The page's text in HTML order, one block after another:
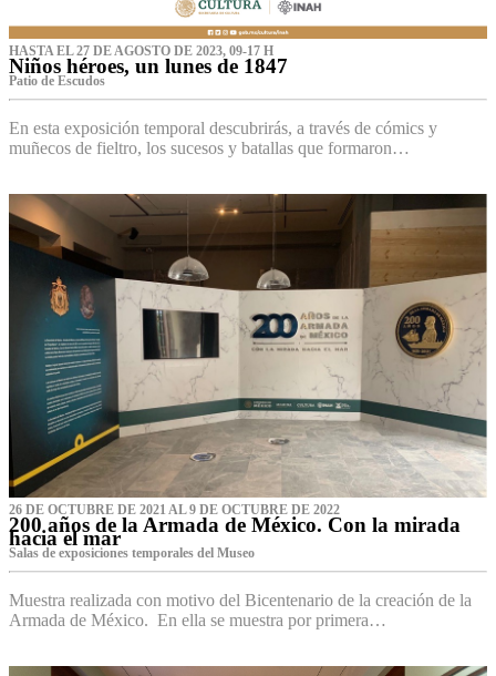
HASTA EL 27 DE AGOSTO DE 2023, 09-17 H
Niños héroes, un lunes de 1847
Patio de Escudos
En esta exposición temporal descubrirás, a través de cómics y
muñecos de fieltro, los sucesos y batallas que formaron…
26 DE OCTUBRE DE 2021 AL 9 DE OCTUBRE DE 2022
200 años de la Armada de México. Con la mirada
hacia el mar
Salas de exposiciones temporales del Museo‌
Muestra realizada con motivo del Bicentenario de la creación de la
Armada de México. En ella se muestra por primera…